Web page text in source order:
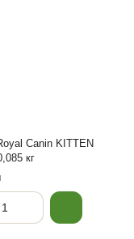
Canin KITTEN
кг